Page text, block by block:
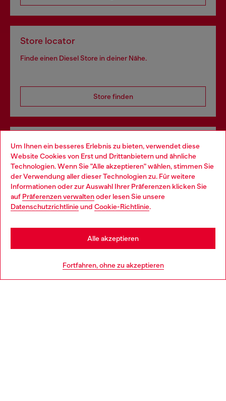
Um Ihnen ein besseres Erlebnis zu bieten, verwendet diese
Website Cookies von Erst und Drittanbietern und ähnliche
Technologien. Wenn Sie "Alle akzeptieren" wählen, stimmen Sie
der Verwendung aller dieser Technologien zu. Für weitere
Informationen oder zur Auswahl Ihrer Präferenzen klicken Sie
auf Präferenzen verwaltenoder lesen Sie unsere
Datenschutzrichtlinieund Cookie-Richtlinie.
Fortfahren, ohne zu akzeptieren
Alle akzeptieren
Store locator
Finde einen Diesel Store in deiner Nähe.
Store finden
Omnichannel-Services
Entdecke unser gesamtes Service-Angebot, online und
im Store.
Mehr erfahren
Choose your location
You are currently browsing Deutschland website, but it seems
you may be based in United States